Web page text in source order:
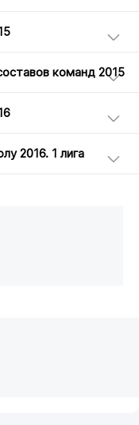
команд 2015
2016. 1 лига